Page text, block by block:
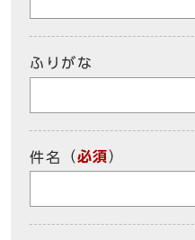
ふりがな
件名 （必須）